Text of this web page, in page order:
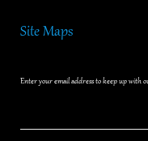
Site Maps
Enter your email address to keep up with